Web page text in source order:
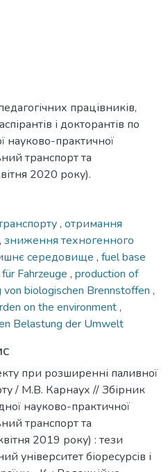
працівників,
і докторантів по
науково-практичної
транспорт та
2020 року).
, отримання
, зниження техногенного
середовище , fuel base
Fahrzeuge , production of
biologischen Brennstoffen ,
on the environment,
Belastung der Umwelt
при розширенні паливної
/ М.В. Карнаух // Збірник
науково-практичної
транспорт та
2019 року) : тези
університет біоресурсів і